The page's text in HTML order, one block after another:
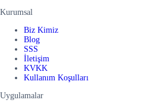
Kurumsal
Biz Kimiz
Blog
SSS
İletişim
KVKK
Kullanım Koşulları
Uygulamalar